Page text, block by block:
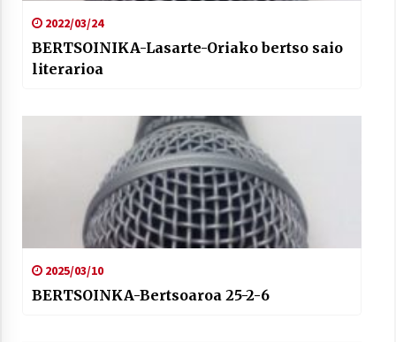
2022/03/24
BERTSOINIKA-Lasarte-Oriako bertso saio
literarioa
2025/03/10
BERTSOINKA-Bertsoaroa 25-2-6